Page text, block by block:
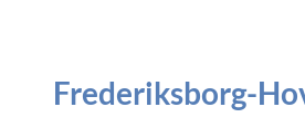
Frederiksborg-